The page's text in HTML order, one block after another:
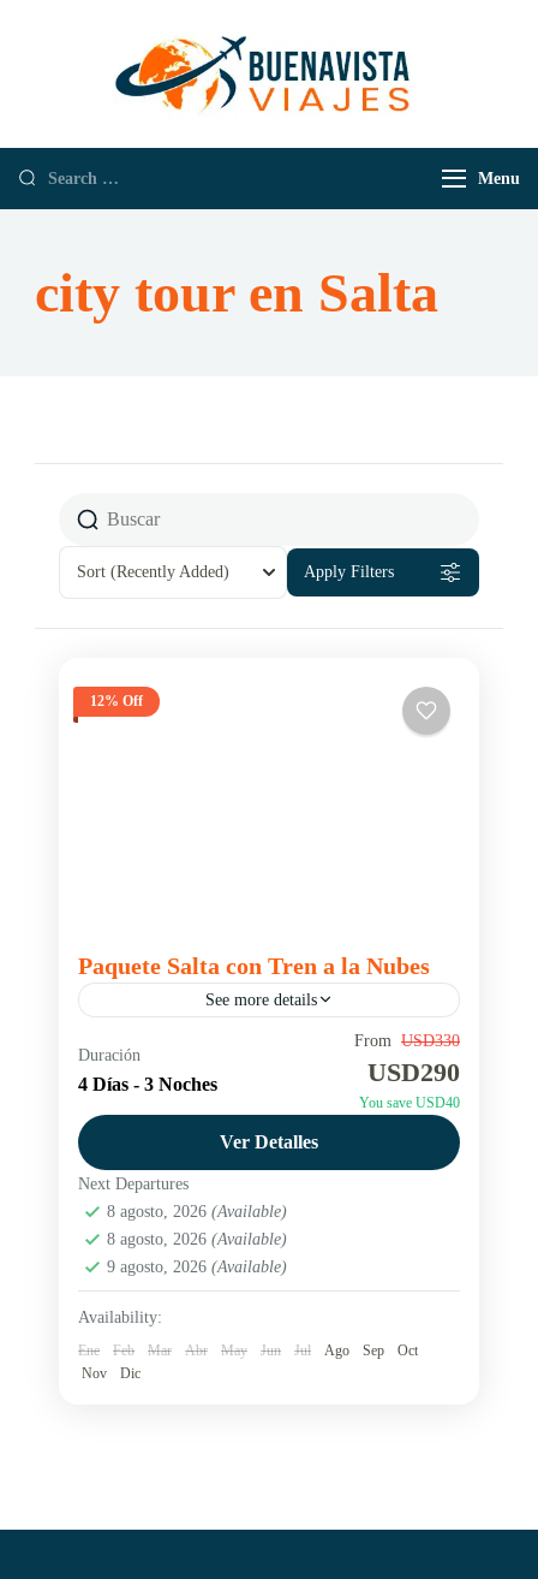
Menu
city tour en Salta
Sort (Recently Added) Apply Filters
12% Off
Paquete Salta con Tren a la Nubes
See more details
Excursión tren a las nubes
San Antonio de los Cobres Vacaciones de invierno
Paquete Salta con tren a las nubes y city tour
Reserva ahora y vive una experiencia
inolvidable.
Argentina,Jujuy,Salta
Medium
Duración
4 Días - 3 Noches
From USD330
USD290
You save USD40
Ver Detalles
Next Departures
8 agosto, 2026 (Available)
8 agosto, 2026 (Available)
9 agosto, 2026 (Available)
Availability:
Ene Feb Mar Abr May Jun Jul Ago Sep
Oct
Nov
Dic